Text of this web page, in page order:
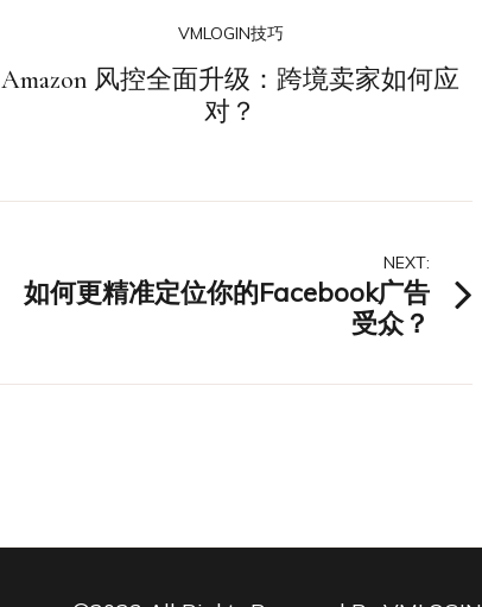
VMLOGIN技巧
Amazon 风控全面升级：跨境卖家如何应
对？
NEXT:
如何更精准定位你的Facebook广告
受众？